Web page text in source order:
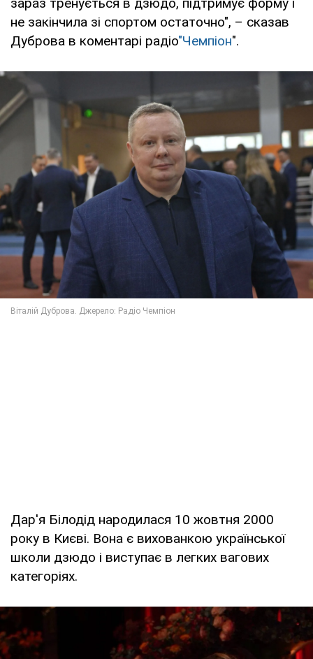
зараз тренується в дзюдо, підтримує форму і
не закінчила зі спортом остаточно", – сказав
Дуброва в коментарі радіо"Чемпіон".
Дар'я Білодід народилася 10 жовтня 2000
року в Києві. Вона є вихованкою української
школи дзюдо і виступає в легких вагових
категоріях.